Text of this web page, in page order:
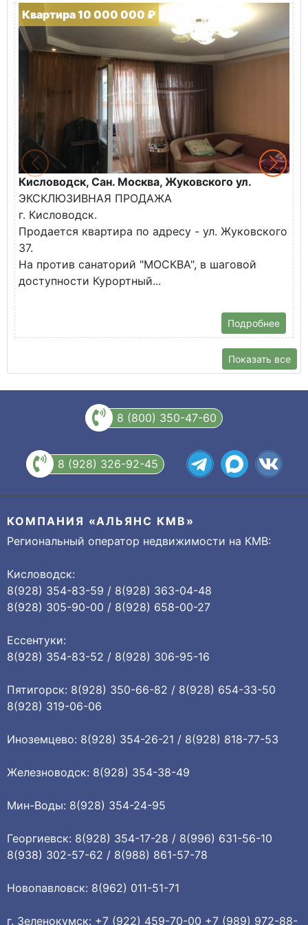
Квартира 10 000 000 ₽
Кисловодск, Сан. Москва, Жуковского ул.
ЭКСКЛЮЗИВНАЯ ПРОДАЖА
г. Кисловодск.
Продается квартира по адресу - ул. Жуковского
37.
На против санаторий "МОСКВА", в шаговой
доступности Курортный...
Подробнее
Показать все
8 (800) 350-47-60
8 (928) 326-92-45
КОМПАНИЯ «АЛЬЯНС КМВ»
Региональный оператор недвижимости на КМВ:
Кисловодск:
8(928) 354-83-59 / 8(928) 363-04-48
8(928) 305-90-00 / 8(928) 658-00-27
Ессентуки:
8(928) 354-83-52 / 8(928) 306-95-16
Пятигорск: 8(928) 350-66-82 / 8(928) 654-33-50
8(928) 319-06-06
Иноземцево: 8(928) 354-26-21 / 8(928) 818-77-53
Железноводск: 8(928) 354-38-49
Мин-Воды: 8(928) 354-24-95
Георгиевск: 8(928) 354-17-28 / 8(996) 631-56-10
8(938) 302-57-62 / 8(988) 861-57-78
Новопавловск: 8(962) 011-51-71
г. Зеленокумск: +7 (922) 459-70-00 +7 (989) 972-88-